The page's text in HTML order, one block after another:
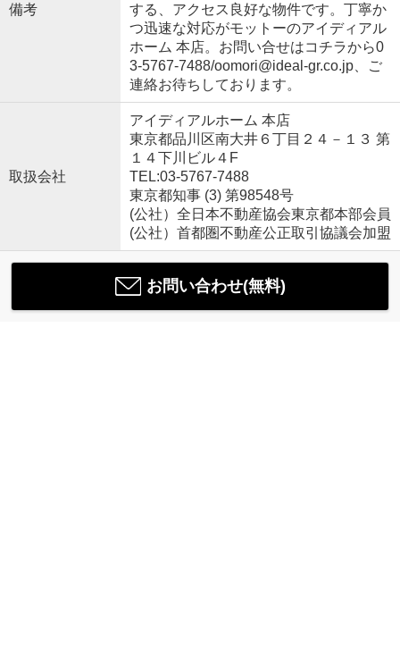
備考
する、アクセス良好な物件です。丁寧か
つ迅速な対応がモットーのアイディアル
ホーム 本店。お問い合せはコチラから0
3-5767-7488/oomori@ideal-gr.co.jp、ご
連絡お待ちしております。
取扱会社
アイディアルホーム 本店
東京都品川区南大井６丁目２４－１３ 第
１４下川ビル４F
TEL:03-5767-7488
東京都知事 (3) 第98548号
(公社）全日本不動産協会東京都本部会員
(公社）首都圏不動産公正取引協議会加盟
お問い合わせ(無料)